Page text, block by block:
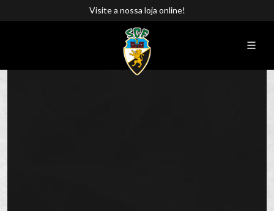
Visite a nossa loja online!